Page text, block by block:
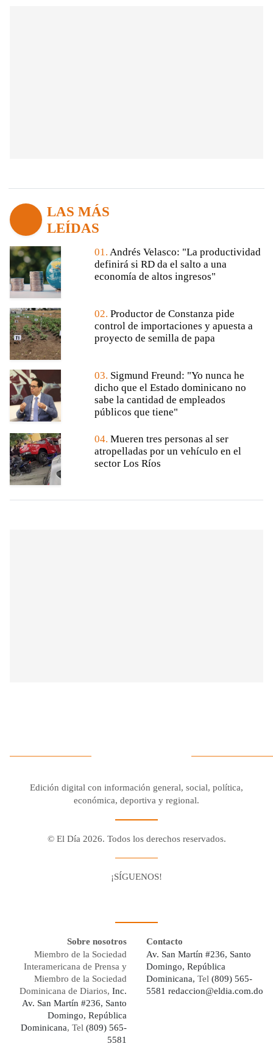
LAS MÁS
LEÍDAS
01. Andrés Velasco: "La productividad
definirá si RD da el salto a una
economía de altos ingresos"
02. Productor de Constanza pide
control de importaciones y apuesta a
proyecto de semilla de papa
03. Sigmund Freund: "Yo nunca he
dicho que el Estado dominicano no
sabe la cantidad de empleados
públicos que tiene"
04. Mueren tres personas al ser
atropelladas por un vehículo en el
sector Los Ríos
Edición digital con información general, social, política,
económica, deportiva y regional.
© El Día 2026. Todos los derechos reservados.
¡SÍGUENOS!
Sobre nosotros
Miembro de la Sociedad
Interamericana de Prensa y
Miembro de la Sociedad
Dominicana de Diarios, Inc.
Av. San Martín #236, Santo
Domingo, República
Dominicana, Tel (809) 565-
5581
Contacto
Av. San Martín #236, Santo
Domingo, República
Dominicana, Tel (809) 565-
5581 redaccion@eldia.com.do